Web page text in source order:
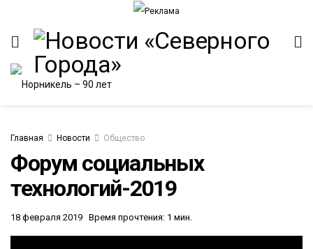
Главная Новости Общество
Форум социальных
технологий-2019
18 февраля 2019 Время прочтения: 1 мин.